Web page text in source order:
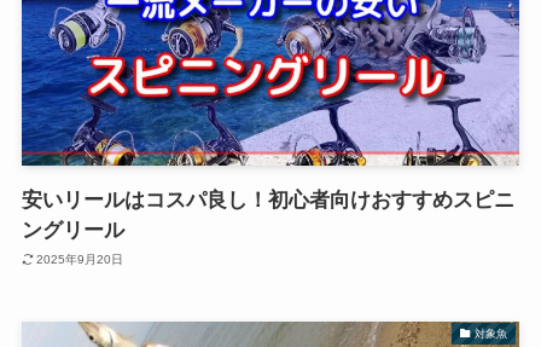
安いリールはコスパ良し！初心者向けおすすめスピニ
ングリール
2025年9月20日
対象魚